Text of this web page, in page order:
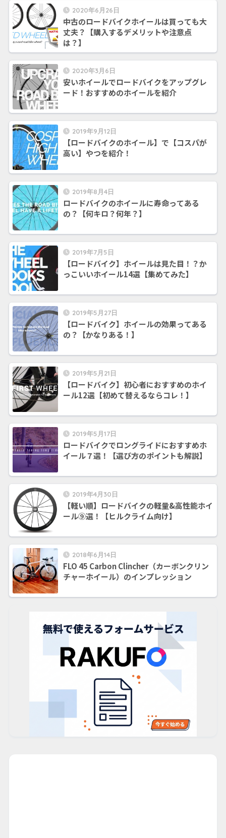
2020年6月26日
中古のロードバイクホイールは買っても大
丈夫？【購入するデメリットや注意点
は？】
2020年3月6日
安いホイールでロードバイクをアップグレ
ード！おすすめのホイールを紹介
2019年9月12日
【ロードバイクのホイール】で【コスパが
高い】やつを紹介！
2019年8月4日
ロードバイクのホイールに寿命ってある
の？【何キロ？何年？】
2019年7月5日
【ロードバイク】ホイールは見た目！？か
っこいいホイール14選【集めてみた】
2019年5月27日
【ロードバイク】ホイールの効果ってある
の？【かなりある！】
2019年5月21日
【ロードバイク】初心者におすすめのホイ
ール12選【初めて替えるならコレ！】
2019年5月17日
ロードバイクでロングライドにおすすめホ
イール７選！【選び方のポイントも解説】
2019年4月30日
【軽い順】ロードバイクの軽量&高性能ホイ
ール⑨選！【ヒルクライム向け】
2018年6月14日
FLO 45 Carbon Clincher（カーボンクリン
チャーホイール）のインプレッション